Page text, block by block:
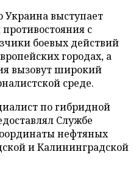
выступает
с
боевых действий
городах, а
вызовут широкий
среде.
по гибридной
Службе
нефтяных
и Калининградской